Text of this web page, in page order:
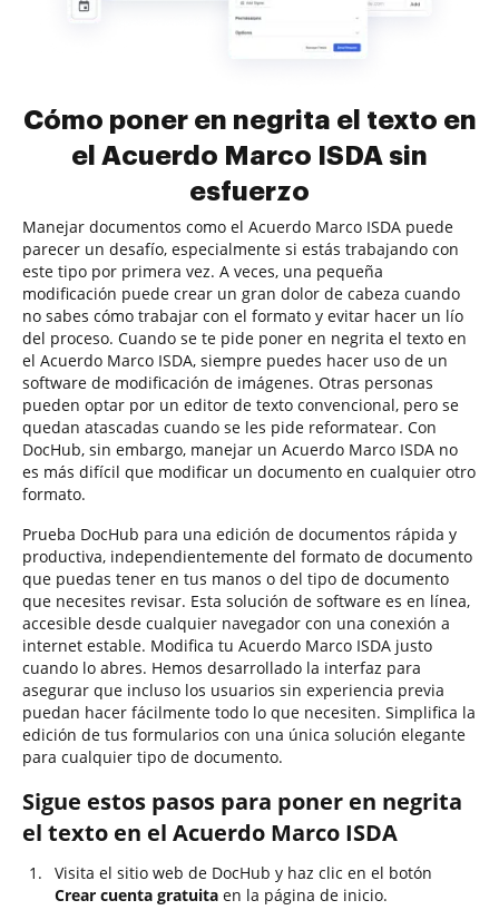
Cómo poner en negrita el texto en
el Acuerdo Marco ISDA sin
esfuerzo
Manejar documentos como el Acuerdo Marco ISDA puede
parecer un desafío, especialmente si estás trabajando con
este tipo por primera vez. A veces, una pequeña
modificación puede crear un gran dolor de cabeza cuando
no sabes cómo trabajar con el formato y evitar hacer un lío
del proceso. Cuando se te pide poner en negrita el texto en
el Acuerdo Marco ISDA, siempre puedes hacer uso de un
software de modificación de imágenes. Otras personas
pueden optar por un editor de texto convencional, pero se
quedan atascadas cuando se les pide reformatear. Con
DocHub, sin embargo, manejar un Acuerdo Marco ISDA no
es más difícil que modificar un documento en cualquier otro
formato.
Prueba DocHub para una edición de documentos rápida y
productiva, independientemente del formato de documento
que puedas tener en tus manos o del tipo de documento
que necesites revisar. Esta solución de software es en línea,
accesible desde cualquier navegador con una conexión a
internet estable. Modifica tu Acuerdo Marco ISDA justo
cuando lo abres. Hemos desarrollado la interfaz para
asegurar que incluso los usuarios sin experiencia previa
puedan hacer fácilmente todo lo que necesiten. Simplifica la
edición de tus formularios con una única solución elegante
para cualquier tipo de documento.
Sigue estos pasos para poner en negrita
el texto en el Acuerdo Marco ISDA
Visita el sitio web de DocHub y haz clic en el botón
Crear cuenta gratuita en la página de inicio.